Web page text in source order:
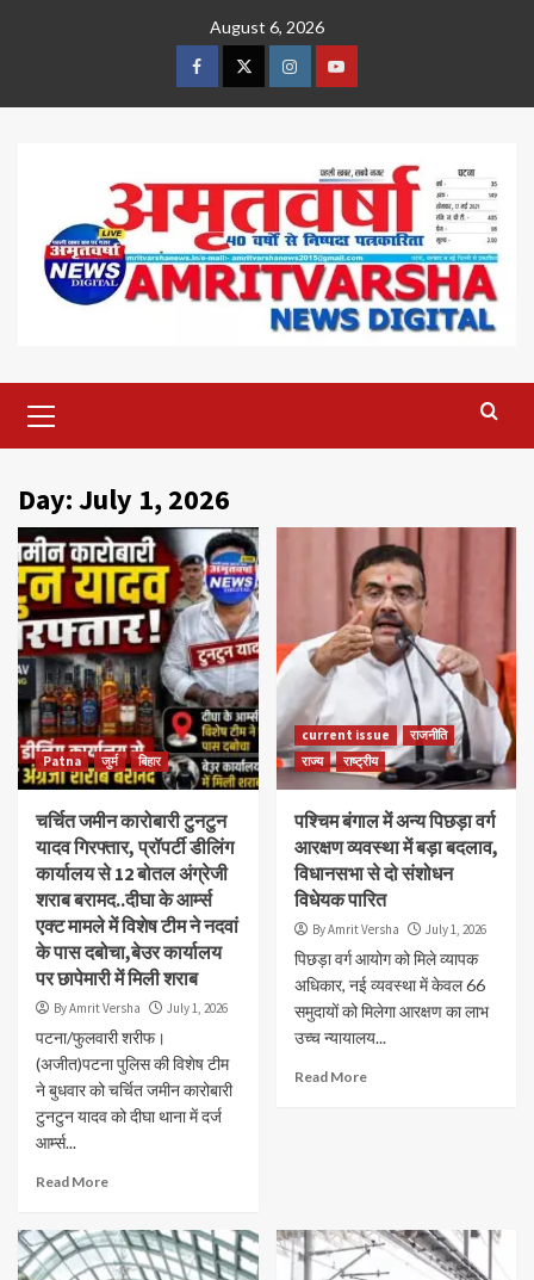
August 6, 2026
FacebookTwitterInstagramYoutube
Menu
Day:July 1, 2026
Patna जुर्म बिहार
चर्चित जमीन कारोबारी टुनटुन
यादव गिरफ्तार, प्रॉपर्टी डीलिंग
कार्यालय से 12 बोतल अंग्रेजी
शराब बरामद..दीघा के आर्म्स
एक्ट मामले में विशेष टीम ने नदवां
के पास दबोचा,बेउर कार्यालय
पर छापेमारी में मिली शराब
By Amrit Versha July 1, 2026
पटना/फुलवारी शरीफ।
(अजीत)पटना पुलिस की विशेष टीम
ने बुधवार को चर्चित जमीन कारोबारी
टुनटुन यादव को दीघा थाना में दर्ज
आर्म्स...
Read More
current issue
राजनीति
राज्य
राष्ट्रीय
पश्चिम बंगाल में अन्य पिछड़ा वर्ग
आरक्षण व्यवस्था में बड़ा बदलाव,
विधानसभा से दो संशोधन
विधेयक पारित
By Amrit Versha July 1, 2026
पिछड़ा वर्ग आयोग को मिले व्यापक
अधिकार, नई व्यवस्था में केवल 66
समुदायों को मिलेगा आरक्षण का लाभ
उच्च न्यायालय...
Read More